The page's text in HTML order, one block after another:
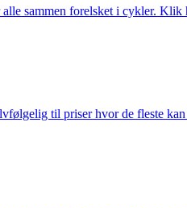
sammen forelsket i cykler. Klik
til priser hvor de fleste